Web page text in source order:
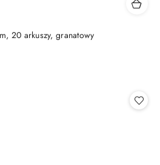
20 arkuszy, granatowy